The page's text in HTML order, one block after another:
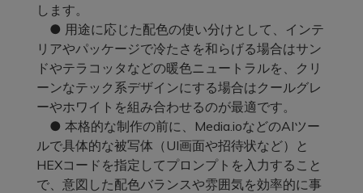
します。
● 用途に応じた配色の使い分けとして、インテ
リアやパッケージで冷たさを和らげる場合はサン
ドやテラコッタなどの暖色ニュートラルを、クリ
ーンなテック系デザインにする場合はクールグレ
ーやホワイトを組み合わせるのが最適です。
● 本格的な制作の前に、Media.ioなどのAIツー
ルで具体的な被写体（UI画面や招待状など）と
HEXコードを指定してプロンプトを入力すること
で、意図した配色バランスや雰囲気を効率的に事